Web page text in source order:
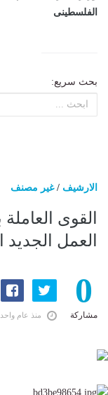
الفلسطينى
بحث سريع:
الارشيف /غير مصنف
القوى
العمل
0
مشاركة منذ عام واحد